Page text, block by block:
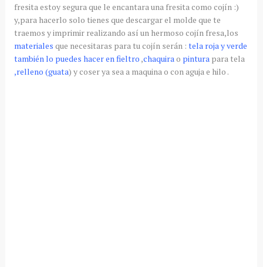
fresita estoy segura que le encantara una fresita como cojín :)
y,para hacerlo solo tienes que descargar el molde que te
traemos y imprimir realizando así un hermoso cojín fresa,los
materiales que necesitaras para tu cojín serán : tela roja y verde
también lo puedes hacer en fieltro ,chaquirao pinturapara tela
,relleno (guata) y coser ya sea a maquina o con aguja e hilo .